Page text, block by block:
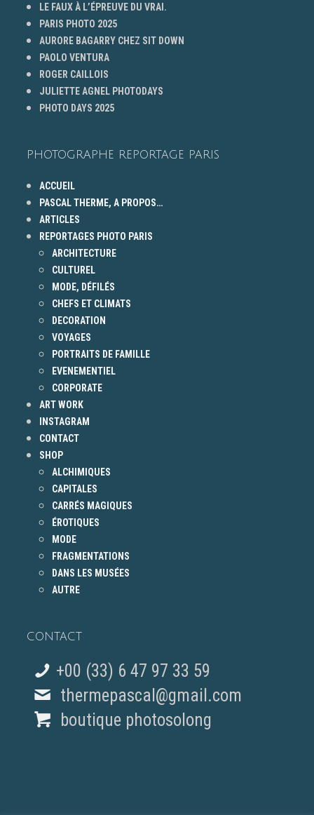
LE FAUX À L’ÉPREUVE DU VRAI.
PARIS PHOTO 2025
AURORE BAGARRY CHEZ SIT DOWN
PAOLO VENTURA
ROGER CAILLOIS
JULIETTE AGNEL PHOTODAYS
PHOTO DAYS 2025
PHOTOGRAPHE REPORTAGE PARIS
ACCUEIL
PASCAL THERME, A PROPOS…
ARTICLES
REPORTAGES PHOTO PARIS
ARCHITECTURE
CULTUREL
MODE, DÉFILÉS
CHEFS ET CLIMATS
DECORATION
VOYAGES
PORTRAITS DE FAMILLE
EVENEMENTIEL
CORPORATE
ART WORK
INSTAGRAM
CONTACT
SHOP
ALCHIMIQUES
CAPITALES
CARRÉS MAGIQUES
ÉROTIQUES
MODE
FRAGMENTATIONS
DANS LES MUSÉES
AUTRE
CONTACT
+00 (33) 6 47 97 33 59
thermepascal@gmail.com
boutique photosolong